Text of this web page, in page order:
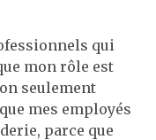
qui
mon rôle est
seulement
mes employés
parce que